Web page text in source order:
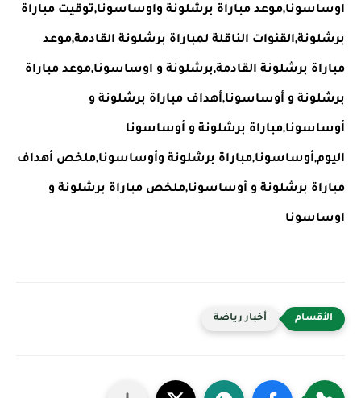
اوساسونا,موعد مباراة برشلونة واوساسونا,توقيت مباراة
برشلونة,القنوات الناقلة لمباراة برشلونة القادمة,موعد
مباراة برشلونة القادمة,برشلونة و اوساسونا,موعد مباراة
برشلونة و أوساسونا,أهداف مباراة برشلونة و
أوساسونا,مباراة برشلونة و أوساسونا
اليوم,أوساسونا,مباراة برشلونة وأوساسونا,ملخص أهداف
مباراة برشلونة و أوساسونا,ملخص مباراة برشلونة و
اوساسونا
أخبار رياضة